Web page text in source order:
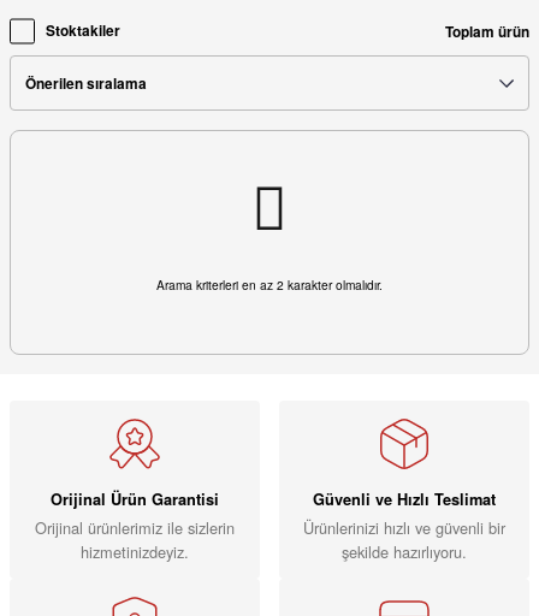
Stoktakiler Toplam ürün
Arama kriterleri en az 2 karakter olmalıdır.
Orijinal Ürün Garantisi
Orijinal ürünlerimiz ile sizlerin
hizmetinizdeyiz.
Güvenli ve Hızlı Teslimat
Ürünlerinizi hızlı ve güvenli bir
şekilde hazırlıyoru.